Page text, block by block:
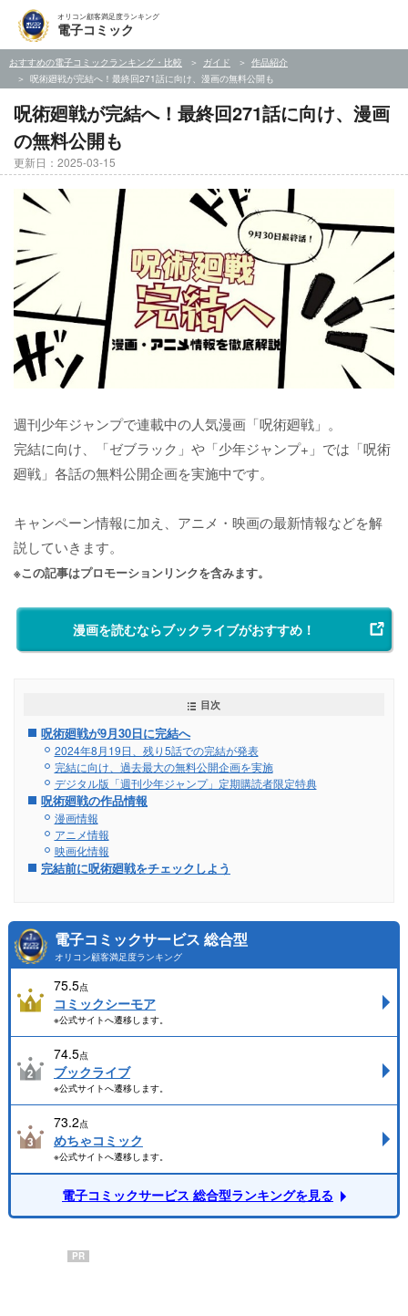
オリコン顧客満足度ランキング
電子コミック
おすすめの電子コミックランキング・比較 ガイド
作品紹介
呪術廻戦が完結へ！最終回271話に向け、漫画の無料公開も
呪術廻戦が完結へ！最終回271話に向け、漫画
の無料公開も
更新日：2025-03-15
週刊少年ジャンプで連載中の人気漫画「呪術廻戦」。
完結に向け、「ゼブラック」や「少年ジャンプ+」では「呪術
廻戦」各話の無料公開企画を実施中です。
キャンペーン情報に加え、アニメ・映画の最新情報などを解
説していきます。
※この記事はプロモーションリンクを含みます。
漫画を読むならブックライブがおすすめ！
目次
呪術廻戦が9月30日に完結へ
2024年8月19日、残り5話での完結が発表
完結に向け、過去最大の無料公開企画を実施
デジタル版「週刊少年ジャンプ」定期購読者限定特典
呪術廻戦の作品情報
漫画情報
アニメ情報
映画化情報
完結前に呪術廻戦をチェックしよう
電子コミックサービス 総合型
オリコン顧客満足度ランキング
75.5点
コミックシーモア
※公式サイトへ遷移します。
74.5点
ブックライブ
※公式サイトへ遷移します。
73.2点
めちゃコミック
※公式サイトへ遷移します。
電子コミックサービス 総合型ランキングを見る
PR